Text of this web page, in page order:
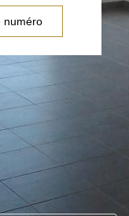
numéro